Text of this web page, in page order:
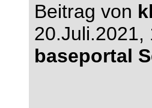
Beitrag von
20.Juli.2021,
baseportal